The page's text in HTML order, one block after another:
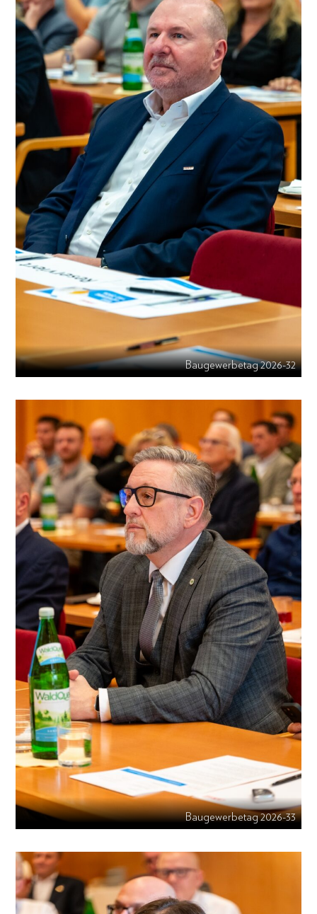
Baugewerbetag 2026-32
Baugewerbetag 2026-33